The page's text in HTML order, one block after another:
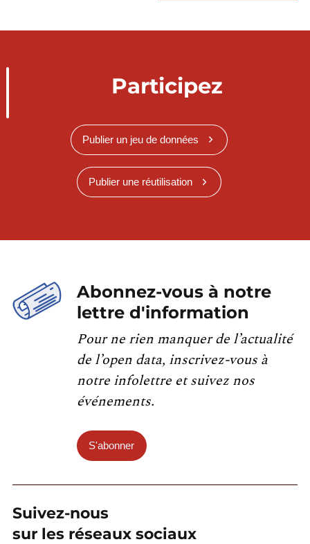
Participez
Publier un jeu de données
Publier une réutilisation
Abonnez-vous à notre
lettre d'information
Pour ne rien manquer de l’actualité
de l’open data, inscrivez-vous à
notre infolettre et suivez nos
événements.
S'abonner
Suivez-nous
sur les réseaux sociaux